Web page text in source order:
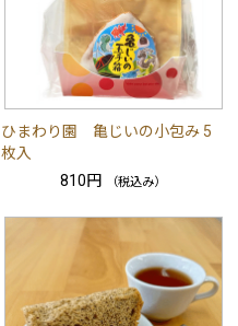
ひまわり園 亀じいの小包み 5
枚入
810円
（税込み）